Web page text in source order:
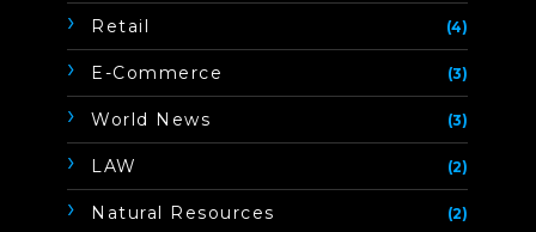
Retail (4)
E-Commerce (3)
World News (3)
LAW (2)
Natural Resources (2)